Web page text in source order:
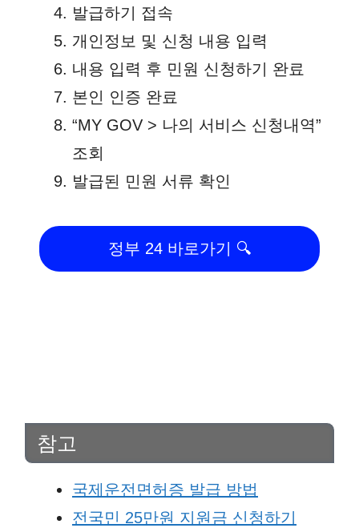
발급하기 접속
개인정보 및 신청 내용 입력
내용 입력 후 민원 신청하기 완료
본인 인증 완료
“MY GOV > 나의 서비스 신청내역”
조회
발급된 민원 서류 확인
정부 24 바로가기 🔍
참고
국제운전면허증 발급 방법
전국민 25만원 지원금 신청하기